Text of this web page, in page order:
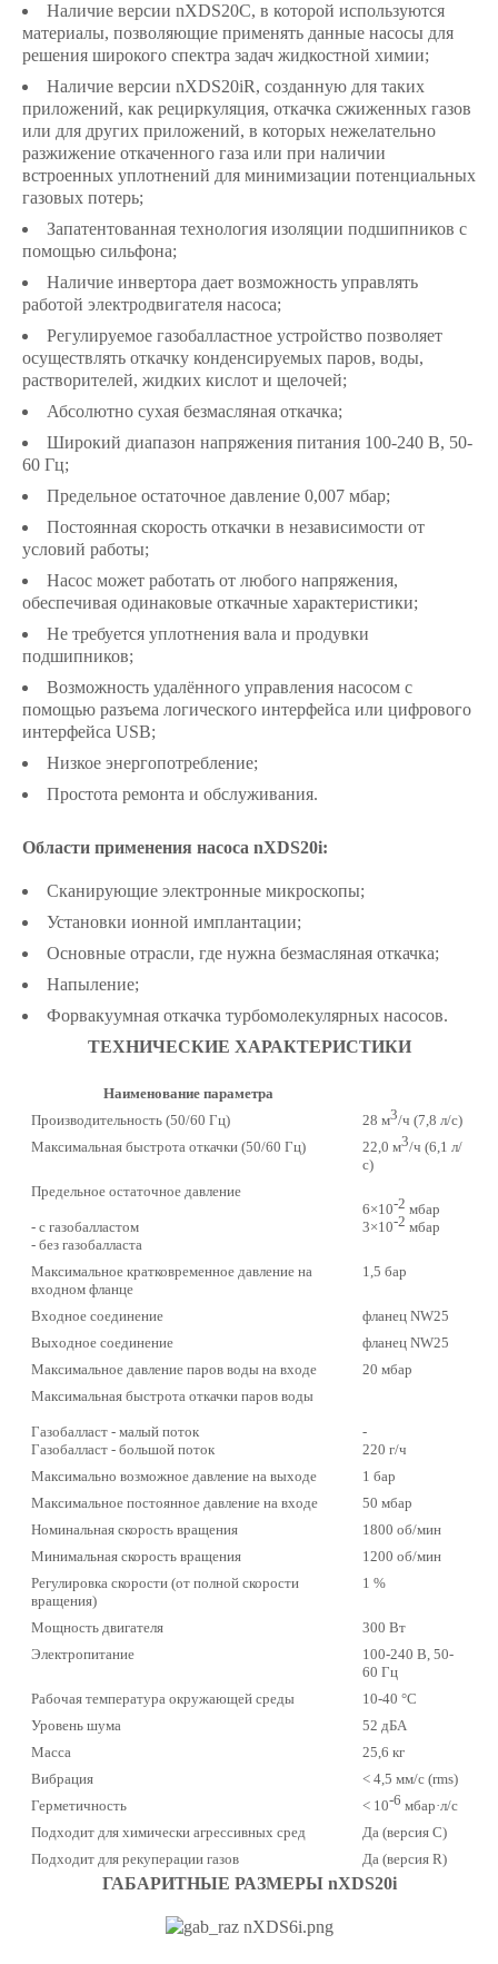
Наличие версии nXDS20C, в которой используются
материалы, позволяющие применять данные насосы для
решения широкого спектра задач жидкостной химии;
Наличие версии nXDS20iR, созданную для таких
приложений, как рециркуляция, откачка сжиженных газов
или для других приложений, в которых нежелательно
разжижение откаченного газа или при наличии
встроенных уплотнений для минимизации потенциальных
газовых потерь;
Запатентованная технология изоляции подшипников с
помощью сильфона;
Наличие инвертора дает возможность управлять
работой электродвигателя насоса;
Регулируемое газобалластное устройство позволяет
осуществлять откачку конденсируемых паров, воды,
растворителей, жидких кислот и щелочей;
Абсолютно сухая безмасляная откачка;
Широкий диапазон напряжения питания 100-240 В, 50-
60 Гц;
Предельное остаточное давление 0,007 мбар;
Постоянная скорость откачки в независимости от
условий работы;
Насос может работать от любого напряжения,
обеспечивая одинаковые откачные характеристики;
Не требуется уплотнения вала и продувки
подшипников;
Возможность удалённого управления насосом с
помощью разъема логического интерфейса или цифрового
интерфейса USB;
Низкое энергопотребление;
Простота ремонта и обслуживания.
Области применения насоса nXDS20i:
Сканирующие электронные микроскопы;
Установки ионной имплантации;
Основные отрасли, где нужна безмасляная откачка;
Напыление;
Форвакуумная откачка турбомолекулярных насосов.
ТЕХНИЧЕСКИЕ ХАРАКТЕРИСТИКИ
Наименование параметра
Производительность (50/60 Гц)
28 м3/ч (7,8 л/с)
Максимальная быстрота откачки (50/60 Гц)
22,0 м3/ч (6,1 л/
с)
Предельное остаточное давление
- с газобалластом
- без газобалласта
6×10-2 мбар
3×10-2 мбар
Максимальное кратковременное давление на
входном фланце
1,5 бар
Входное соединение
фланец NW25
Выходное соединение
фланец NW25
Максимальное давление паров воды на входе
20 мбар
Максимальная быстрота откачки паров воды
Газобалласт - малый поток
Газобалласт - большой поток
-
220 г/ч
Максимально возможное давление на выходе
1 бар
Максимальное постоянное давление на входе
50 мбар
Номинальная скорость вращения
1800 об/мин
Минимальная скорость вращения
1200 об/мин
Регулировка скорости (от полной скорости
вращения)
1 %
Мощность двигателя
300 Вт
Электропитание
100-240 В, 50-
60 Гц
Рабочая температура окружающей среды
10-40 °С
Уровень шума
52 дБА
Масса
25,6 кг
Вибрация
< 4,5 мм/c (rms)
Герметичность
< 10-6 мбар·л/c
Подходит для химически агрессивных сред
Да (версия C)
Подходит для рекуперации газов
Да (версия R)
ГАБАРИТНЫЕ РАЗМЕРЫ nXDS20i